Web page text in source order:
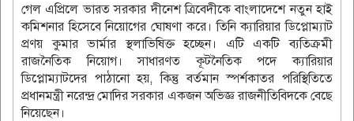
গেল এপ্রিলে ভারত সরকার দীনেশ ত্রিবেদীকে বাংলাদেশে নতুন হাই
কমিশনার হিসেবে নিয়োগের ঘোষণা করে। তিনি ক্যারিয়ার ডিপ্লোম্যাট
প্রণয় কুমার ভার্মার স্থলাভিষিক্ত হচ্ছেন। এটি একটি ব্যতিক্রমী
রাজনৈতিক নিয়োগ। সাধারণত কূটনৈতিক পদে ক্যারিয়ার
ডিপ্লোম্যাটদের পাঠানো হয়, কিন্তু বর্তমান স্পর্শকাতর পরিস্থিতিতে
প্রধানমন্ত্রী নরেন্দ্র মোদির সরকার একজন অভিজ্ঞ রাজনীতিবিদকে বেছে
নিয়েছেন।